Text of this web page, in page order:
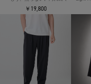
￥19,800